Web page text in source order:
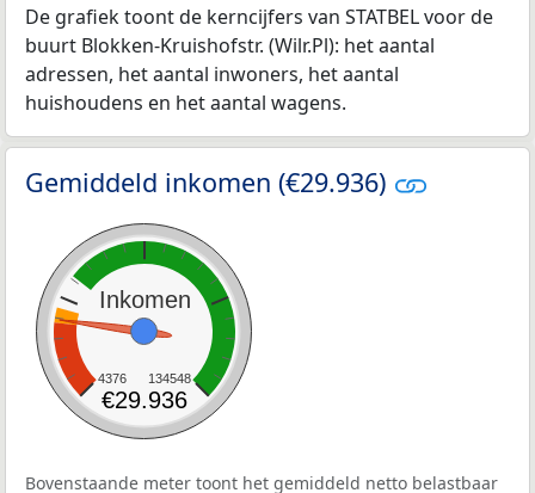
De grafiek toont de kerncijfers van STATBEL voor de
buurt Blokken-Kruishofstr. (Wilr.Pl): het aantal
adressen, het aantal inwoners, het aantal
huishoudens en het aantal wagens.
Gemiddeld inkomen (€29.936)
Inkomen
4376 134548
€29.936
Bovenstaande meter toont het gemiddeld netto belastbaar